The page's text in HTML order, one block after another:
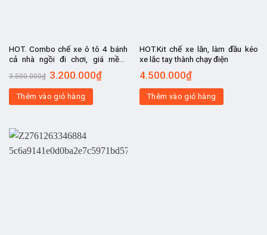
HOT. Combo chế xe ô tô 4 bánh
cả nhà ngồi đi chơi, giá mềm,
động cơ 48v750w và phụ kiện
siêu chất
3.500.000₫ 3.200.000₫
Thêm vào giỏ hàng
HOT.Kit chế xe lăn, làm đầu kéo
xe lắc tay thành chạy điện
4.500.000₫
Thêm vào giỏ hàng